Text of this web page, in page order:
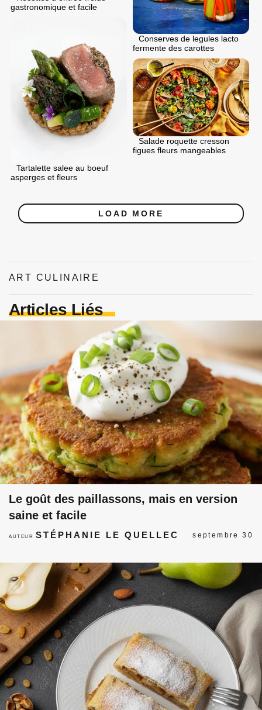
Conserves de legules lacto
fermente des carottes
gastronomique et facile
Tartalette salee au boeuf
asperges et fleurs
Salade roquette cresson
figues fleurs mangeables
LOAD MORE
ART CULINAIRE
Articles Liés
Le goût des paillassons, mais en version
saine et facile
AUTEURSTÉPHANIE LE QUELLEC septembre 30